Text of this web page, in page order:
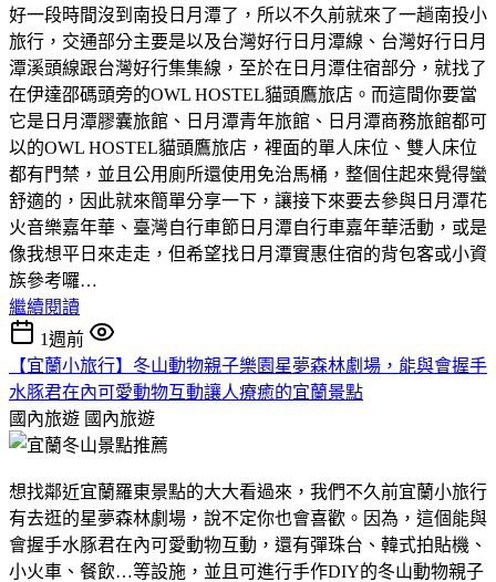
好一段時間沒到南投日月潭了，所以不久前就來了一趟南投小
旅行，交通部分主要是以及台灣好行日月潭線、台灣好行日月
潭溪頭線跟台灣好行集集線，至於在日月潭住宿部分，就找了
在伊達邵碼頭旁的OWL HOSTEL貓頭鷹旅店。而這間你要當
它是日月潭膠囊旅館、日月潭青年旅館、日月潭商務旅館都可
以的OWL HOSTEL貓頭鷹旅店，裡面的單人床位、雙人床位
都有門禁，並且公用廁所還使用免治馬桶，整個住起來覺得蠻
舒適的，因此就來簡單分享一下，讓接下來要去參與日月潭花
火音樂嘉年華、臺灣自行車節日月潭自行車嘉年華活動，或是
像我想平日來走走，但希望找日月潭實惠住宿的背包客或小資
族參考囉…
繼續閱讀
1週前
【宜蘭小旅行】冬山動物親子樂園星夢森林劇場，能與會握手
水豚君在內可愛動物互動讓人療癒的宜蘭景點
國內旅遊 國內旅遊
想找鄰近宜蘭羅東景點的大大看過來，我們不久前宜蘭小旅行
有去逛的星夢森林劇場，說不定你也會喜歡。因為，這個能與
會握手水豚君在內可愛動物互動，還有彈珠台、韓式拍貼機、
小火車、餐飲…等設施，並且可進行手作DIY的冬山動物親子